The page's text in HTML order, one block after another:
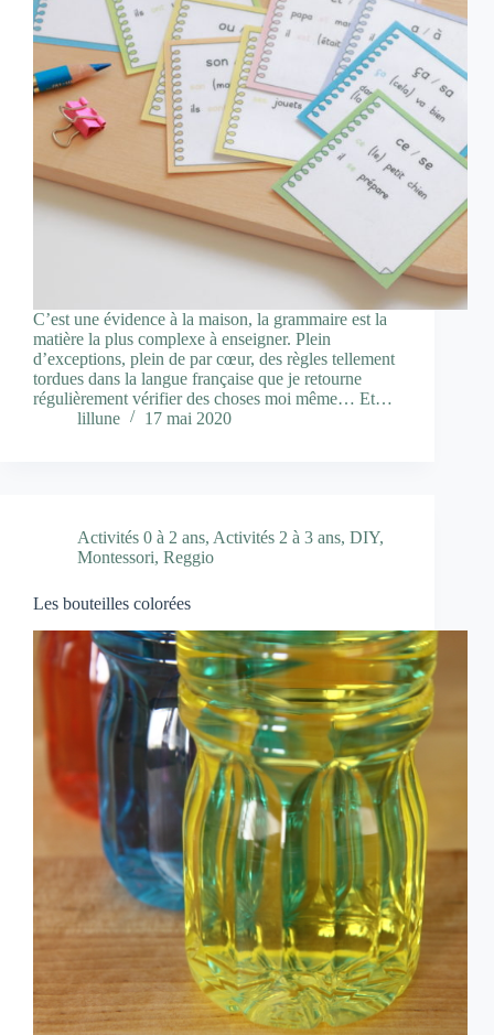
C’est une évidence à la maison, la grammaire est la
matière la plus complexe à enseigner. Plein
d’exceptions, plein de par cœur, des règles tellement
tordues dans la langue française que je retourne
régulièrement vérifier des choses moi même… Et…
lillune
17 mai 2020
Activités 0 à 2 ans, Activités 2 à 3 ans, DIY,
Montessori, Reggio
Les bouteilles colorées